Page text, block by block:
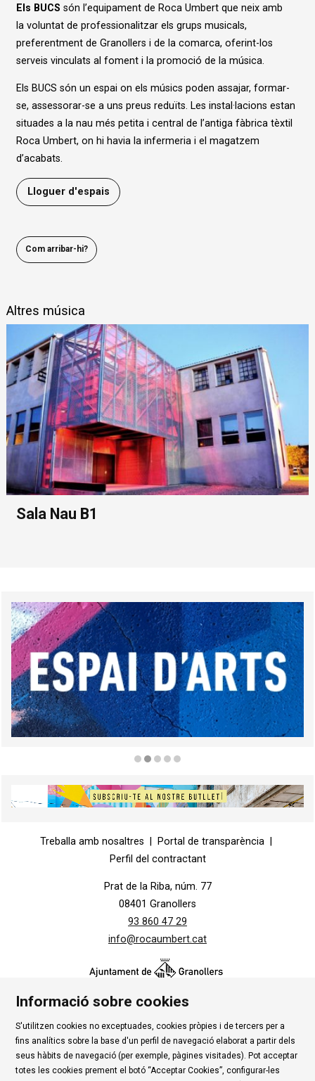
Els BUCS són l’equipament de Roca Umbert que neix amb
la voluntat de professionalitzar els grups musicals,
preferentment de Granollers i de la comarca, oferint-los
serveis vinculats al foment i la promoció de la música.
Els BUCS són un espai on els músics poden assajar, formar-
se, assessorar-se a uns preus reduïts. Les instal·lacions estan
situades a la nau més petita i central de l’antiga fàbrica tèxtil
Roca Umbert, on hi havia la infermeria i el magatzem
d’acabats.
Lloguer d'espais
Com arribar-hi?
Altres música
Sala Nau B1
Treballa amb nosaltres
Portal de transparència
Perfil del contractant
Prat de la Riba, núm. 77
08401 Granollers
93 860 47 29
info@rocaumbert.cat
Contacte | Instància Genèrica | Alta Tercers
|
Ús de Cookies
| Política de privadesa | Avís Legal
|
Condicions d'ús Roca Umbert
Informació sobre cookies
S'utilitzen cookies no exceptuades, cookies pròpies i de tercers per a
fins analítics sobre la base d'un perfil de navegació elaborat a partir dels
seus hàbits de navegació (per exemple, pàgines visitades). Pot acceptar
totes les cookies prement el botó “Acceptar Cookies”, configurar-les